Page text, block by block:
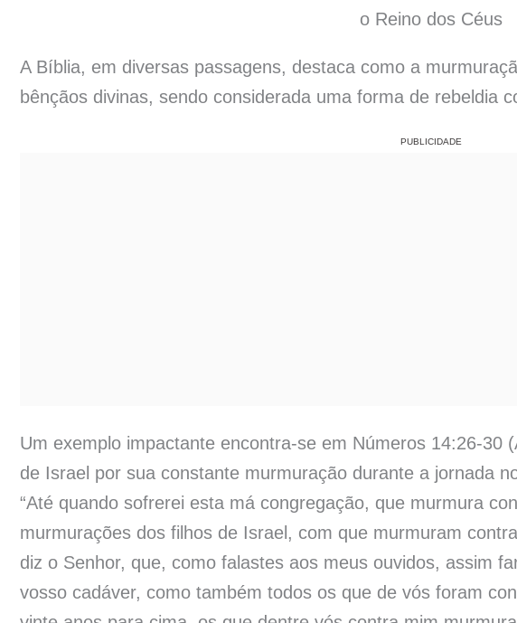
o Reino dos Céus
A Bíblia, em diversas passagens, destaca como a
bênçãos divinas, sendo considerada uma forma de rebeldia
PUBLICIDADE
Um exemplo impactante encontra-se em Números 14:26-30
de Israel por sua constante murmuração durante a jornada
“Até quando sofrerei esta má congregação, que murmura
murmurações dos filhos de Israel, com que murmuram
diz o Senhor, que, como falastes aos meus ouvidos, assim
vosso cadáver, como também todos os que de vós foram